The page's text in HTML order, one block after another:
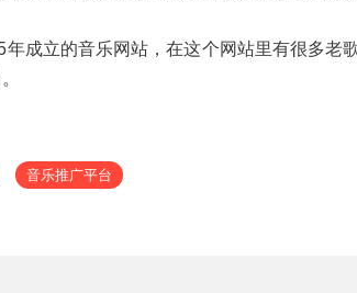
年成立的音乐网站，在这个网站里有很多老
音乐推广平台